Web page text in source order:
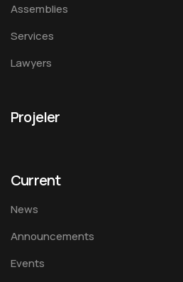
Assemblies
Services
Lawyers
Projeler
Current
News
Announcements
Events